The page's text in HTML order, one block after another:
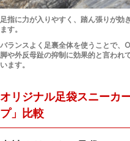
足指に力が入りやすく、踏ん張りが効き
ます。
バランスよく足裏全体を使うことで、O
脚や外反母趾の抑制に効果的と言われ
います。
オリジナル足袋スニーカ
プ」比較